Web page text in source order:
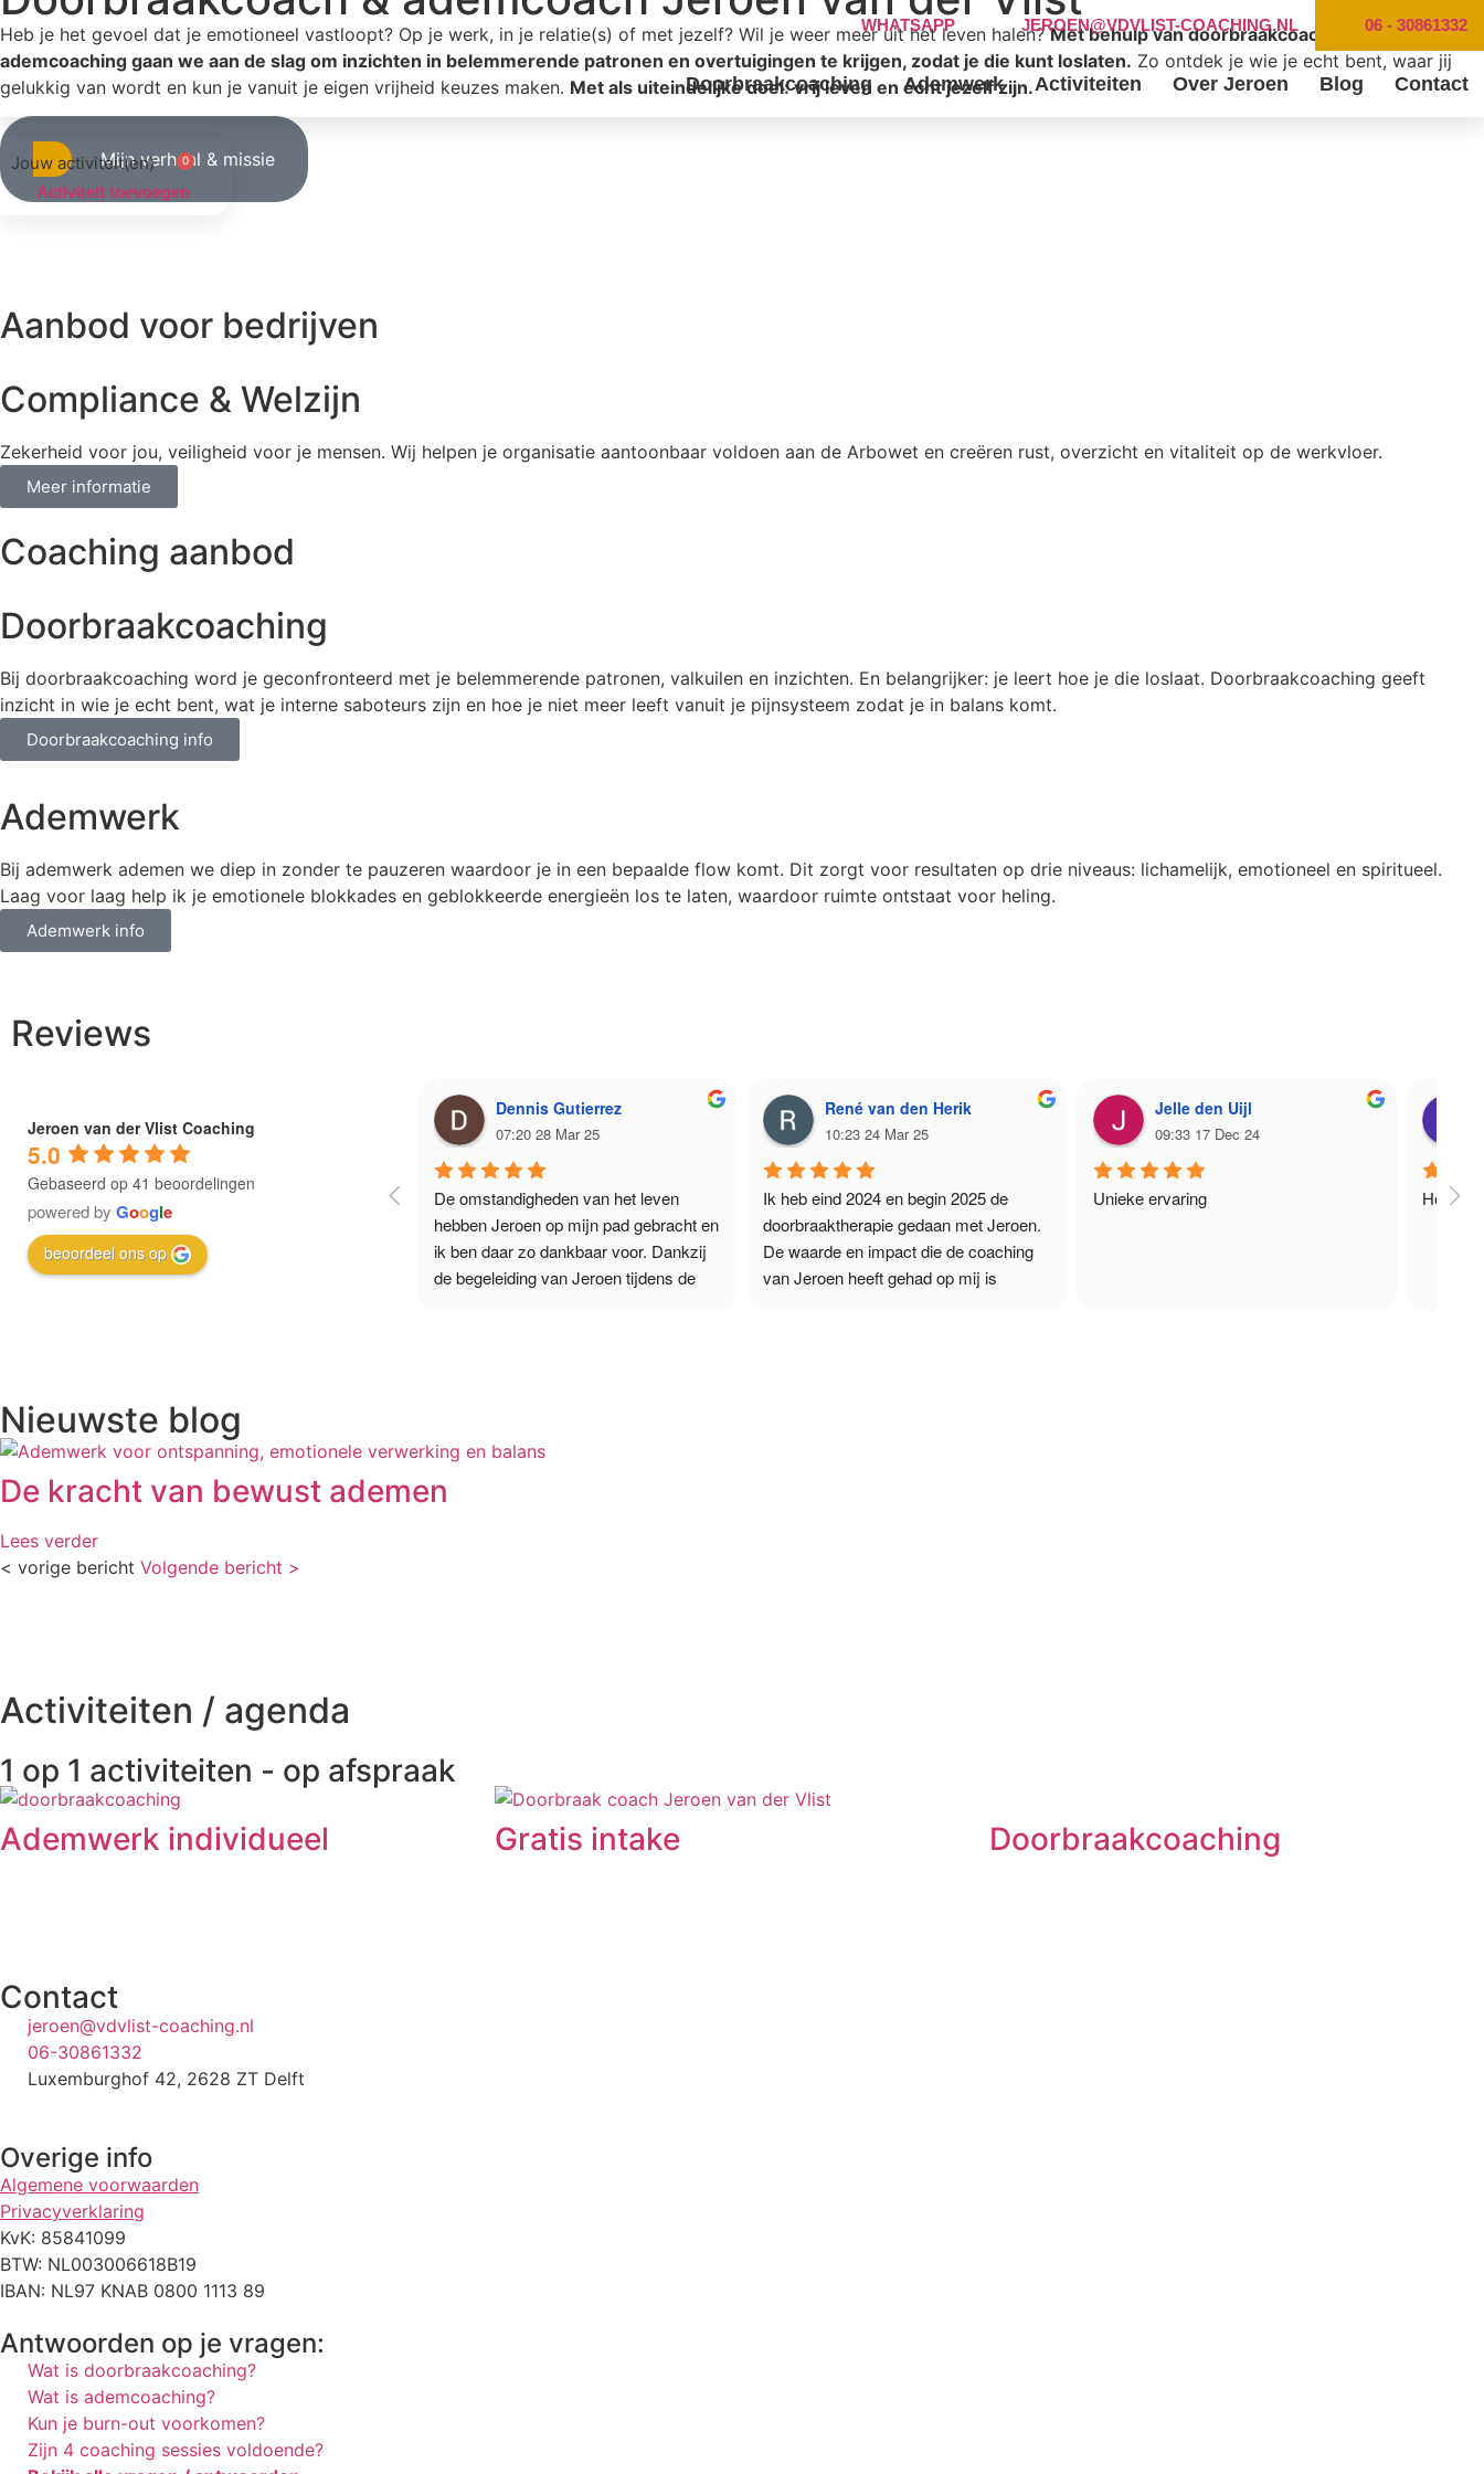
WHATSAPP JEROEN@VDVLIST-COACHING.NL 06 - 30861332
Doorbraakcoaching Ademwerk Activiteiten Over Jeroen Blog Contact
0
Activiteit toevoegen
Heb je het gevoel dat je emotioneel vastloopt? Op je werk, in je relatie(s) of met jezelf? Wil je weer meer uit het leven halen?Met behulp van doorbraakcoaching of
ademcoaching gaan we aan de slag om inzichten in belemmerende patronen en overtuigingen te krijgen, zodat je die kunt loslaten. Zo ontdek je wie je echt bent, waar jij
gelukkig van wordt en kun je vanuit je eigen vrijheid keuzes maken. Met als uiteindelijke doel: vrij leven en écht jezelf zijn.
Mijn verhaal & missie
Aanbod voor bedrijven
Compliance & Welzijn
Zekerheid voor jou, veiligheid voor je mensen. Wij helpen je organisatie aantoonbaar voldoen aan de Arbowet en creëren rust, overzicht en vitaliteit op de werkvloer.
Meer informatie
Coaching aanbod
Doorbraakcoaching
Bij doorbraakcoaching word je geconfronteerd met je belemmerende patronen, valkuilen en inzichten. En belangrijker: je leert hoe je die loslaat. Doorbraakcoaching geeft
inzicht in wie je echt bent, wat je interne saboteurs zijn en hoe je niet meer leeft vanuit je pijnsysteem zodat je in balans komt.
Doorbraakcoaching info
Ademwerk
Bij ademwerk ademen we diep in zonder te pauzeren waardoor je in een bepaalde flow komt. Dit zorgt voor resultaten op drie niveaus: lichamelijk, emotioneel en spiritueel.
Laag voor laag help ik je emotionele blokkades en geblokkeerde energieën los te laten, waardoor ruimte ontstaat voor heling.
Ademwerk info
Reviews
Jeroen van der Vlist Coaching
5.0
Gebaseerd op 41 beoordelingen
powered by Google
beoordeel ons op
Dennis Gutierrez
07:20 28 Mar 25
De omstandigheden van het leven
hebben Jeroen op mijn pad gebracht en
ik ben daar zo dankbaar voor. Dankzij
de begeleiding van Jeroen tijdens de
professioneel als eerlijk is. Ik had niet in
betere handen kunnen zijn.
René van den Herik
10:23 24 Mar 25
Ik heb eind 2024 en begin 2025 de
doorbraaktherapie gedaan met Jeroen.
De waarde en impact die de coaching
van Jeroen heeft gehad op mij is
Jelle den Uijl
09:33 17 Dec 24
Unieke ervaring Hele
Nieuwste blog
De kracht van bewust ademen
Lees verder
< vorige bericht Volgende bericht >
Activiteiten / agenda
1 op 1 activiteiten - op afspraak
Ademwerk individueel
Gratis intake Doorbraakcoaching
Contact
jeroen@vdvlist-coaching.nl
06-30861332
Luxemburghof 42, 2628 ZT Delft
Overige info
Algemene voorwaarden
Privacyverklaring
KvK: 85841099
BTW: NL003006618B19
IBAN: NL97 KNAB 0800 1113 89
Antwoorden op je vragen:
Wat is doorbraakcoaching?
Wat is ademcoaching?
Kun je burn-out voorkomen?
Zijn 4 coaching sessies voldoende?